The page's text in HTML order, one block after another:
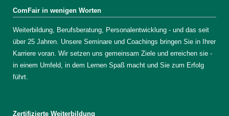
ComFair in wenigen Worten
Weiterbildung, Berufsberatung, Personalentwicklung - und das seit
über 25 Jahren. Unsere Seminare und Coachings bringen Sie in Ihrer
Karriere voran. Wir setzen uns gemeinsam Ziele und erreichen sie -
in einem Umfeld, in dem Lernen Spaß macht und Sie zum Erfolg
führt.
Zertifizierte Weiterbildung